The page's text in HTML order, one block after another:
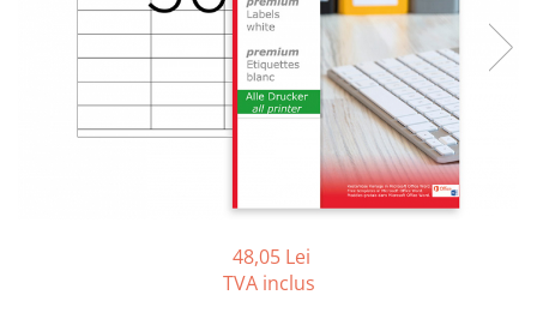
Tipizate
Tipizate autocopiative
Tipizate autocopiative
personalizate
48,05 Lei
TVA inclus